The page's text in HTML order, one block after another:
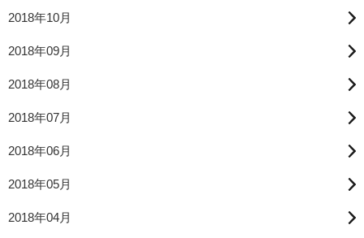
2018年10月
2018年09月
2018年08月
2018年07月
2018年06月
2018年05月
2018年04月